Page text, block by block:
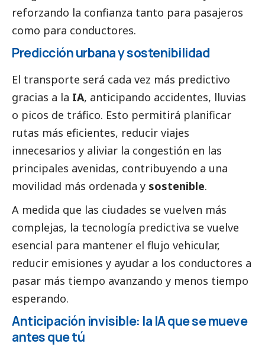
reforzando la confianza tanto para pasajeros
como para conductores.
Predicción urbana y sostenibilidad
El transporte será cada vez más predictivo
gracias a la IA, anticipando accidentes, lluvias
o picos de tráfico. Esto permitirá planificar
rutas más eficientes, reducir viajes
innecesarios y aliviar la congestión en las
principales avenidas, contribuyendo a una
movilidad más ordenada y sostenible.
A medida que las ciudades se vuelven más
complejas, la tecnología predictiva se vuelve
esencial para mantener el flujo vehicular,
reducir emisiones y ayudar a los conductores a
pasar más tiempo avanzando y menos tiempo
esperando.
Anticipación invisible: la IA que se mueve
antes que tú